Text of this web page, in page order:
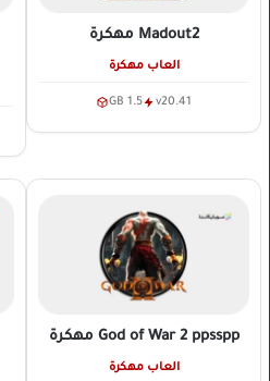
Madout2 مهكرة
العاب مهكرة
v20.41
1.5 GB
God of War 2 ppsspp مهكرة
العاب مهكرة